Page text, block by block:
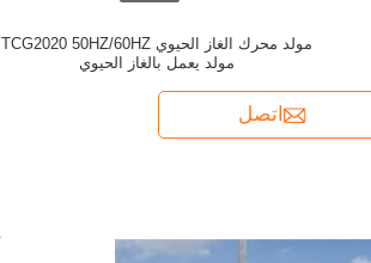
مولد محرك الغاز الحيوي TCG2020 50HZ/60HZ
مولد يعمل بالغاز الحيوي
اتصل